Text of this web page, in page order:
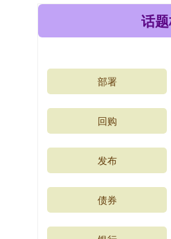
话
部署
回购
发布
债券